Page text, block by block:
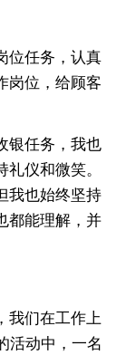
任务，认真
岗位，给顾客
任务，我也
仪和微笑。
我也始终坚持
都能理解，并
们在工作上
活动中，一名